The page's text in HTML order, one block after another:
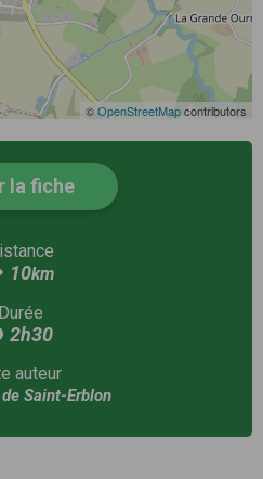
©OpenStreetMapcontributors
la fiche
10km
Durée
2h30
auteur
Saint-Erblon